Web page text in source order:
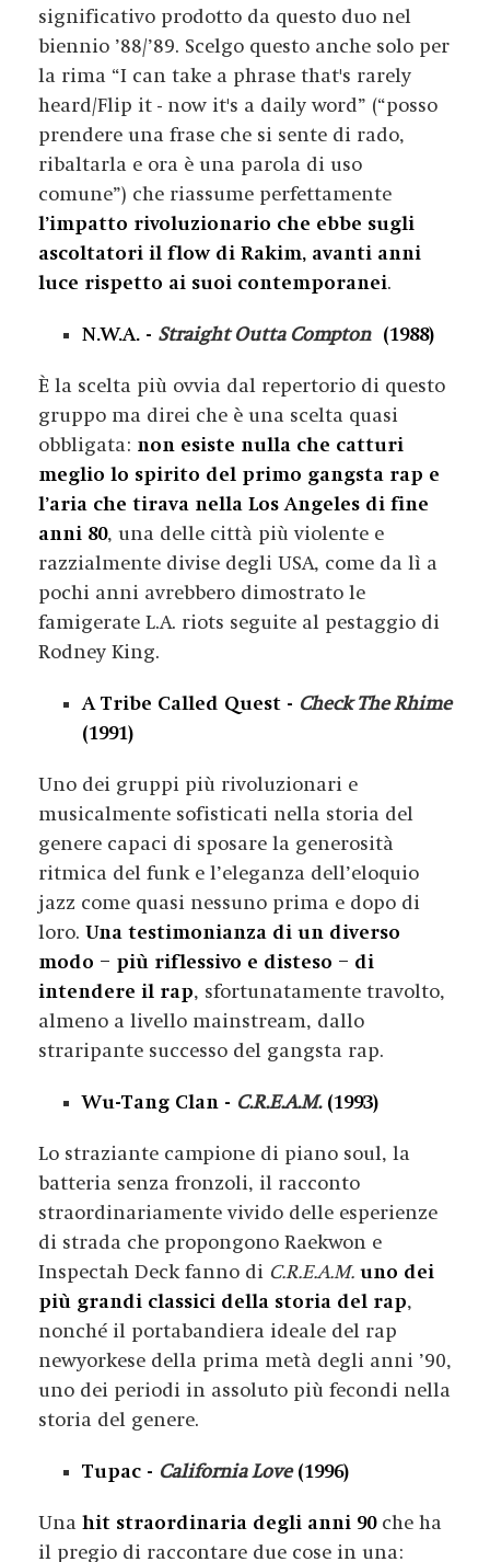
significativo prodotto da questo duo nel
biennio ’88/’89. Scelgo questo anche solo per
la rima “I can take a phrase that's rarely
heard/Flip it - now it's a daily word” (“posso
prendere una frase che si sente di rado,
ribaltarla e ora è una parola di uso
comune”) che riassume perfettamente
l’impatto rivoluzionario che ebbe sugli
ascoltatori il flow di Rakim, avanti anni
luce rispetto ai suoi contemporanei.
N.W.A. - Straight Outta Compton(1988)
È la scelta più ovvia dal repertorio di questo
gruppo ma direi che è una scelta quasi
obbligata: non esiste nulla che catturi
meglio lo spirito del primo gangsta rap e
l’aria che tirava nella Los Angeles di fine
anni 80, una delle città più violente e
razzialmente divise degli USA, come da lì a
pochi anni avrebbero dimostrato le
famigerate L.A. riots seguite al pestaggio di
Rodney King.
A Tribe Called Quest - Check The Rhime
(1991)
Uno dei gruppi più rivoluzionari e
musicalmente sofisticati nella storia del
genere capaci di sposare la generosità
ritmica del funk e l’eleganza dell’eloquio
jazz come quasi nessuno prima e dopo di
loro. Una testimonianza di un diverso
modo – più riflessivo e disteso – di
intendere il rap, sfortunatamente travolto,
almeno a livello mainstream, dallo
straripante successo del gangsta rap.
Wu-Tang Clan - C.R.E.A.M.(1993)
Lo straziante campione di piano soul, la
batteria senza fronzoli, il racconto
straordinariamente vivido delle esperienze
di strada che propongono Raekwon e
Inspectah Deck fanno di C.R.E.A.M. uno dei
più grandi classici della storia del rap,
nonché il portabandiera ideale del rap
newyorkese della prima metà degli anni ’90,
uno dei periodi in assoluto più fecondi nella
storia del genere.
Tupac - California Love(1996)
Una hit straordinaria degli anni 90che ha
il pregio di raccontare due cose in una: